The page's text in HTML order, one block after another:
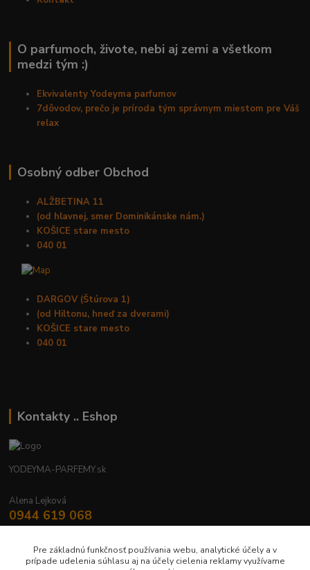
O parfumoch, živote, nebi aj zemi a všetkom
medzi tým :)
Ekvivalenty Yodeyma parfumov
7dôvodov, prečo je príroda tým správnym miestom pre Váš
relax
Osobný odber Obchod
ALŽBETINA 11
(od hlavnej, smer Dominikánske nám.)
KOŠICE stare mesto
040 01
DARGOV (Štúrova 1)
(od Hiltonu, hneď za dverami)
KOŠICE stare mesto
040 01
Kontakty .. Eshop
YODEYMA-PARFEMY.sk
Alena Lejková
0944 619 068
Nonstop
yodeyma.parfemy@gmail.com
Pre základnú funkčnosť používania webu, analytické účely a v
prípade udelenia súhlasu aj na účely cielenia reklamy využívame